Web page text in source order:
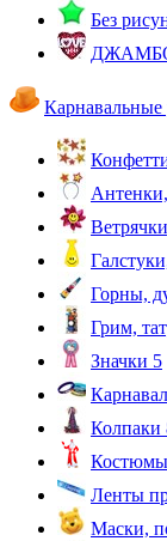
Без
Горны,
Грим,
Значки 5
Колпаки
Костюмы
Ленты
Маски,